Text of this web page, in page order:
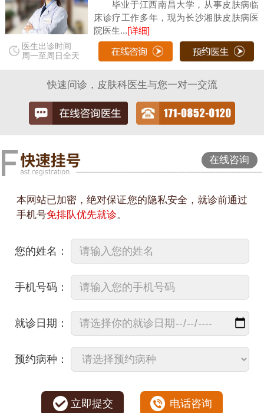
医生出诊时间
周一至周日全天
毕业于江西南昌大学，从事皮肤病临
床诊疗工作多年，现为长沙湘肤皮肤病医
院医生...[详细]
快速问诊，皮肤科医生与您一对一交流
在线咨询
本网站已加密，绝对保证您的隐私安全，就诊前通过
手机号免排队优先就诊。
您的姓名：
手机号码：
就诊日期：
预约病种：
立即提交 电话咨询